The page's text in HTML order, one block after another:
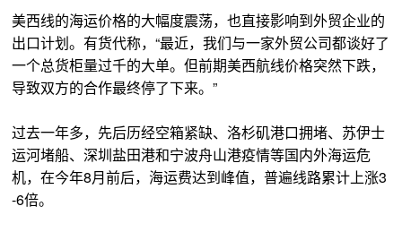
美西线的海运价格的大幅度震荡，也直接影响到外贸企业的
出口计划。有货代称，“最近，我们与一家外贸公司都谈好了
一个总货柜量过千的大单。但前期美西航线价格突然下跌，
导致双方的合作最终停了下来。”
过去一年多，先后历经空箱紧缺、洛杉矶港口拥堵、苏伊士
运河堵船、深圳盐田港和宁波舟山港疫情等国内外海运危
机，在今年8月前后，海运费达到峰值，普遍线路累计上涨3
-6倍。